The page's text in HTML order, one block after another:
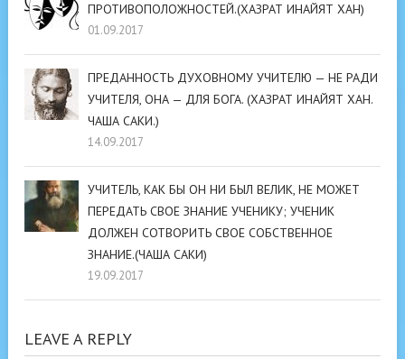
ПРОТИВОПОЛОЖНОСТЕЙ.(ХАЗРАТ ИНАЙЯТ ХАН)
01.09.2017
ПРЕДАННОСТЬ ДУХОВНОМУ УЧИТЕЛЮ — НЕ РАДИ
УЧИТЕЛЯ, ОНА — ДЛЯ БОГА. (ХАЗРАТ ИНАЙЯТ ХАН.
ЧАША САКИ.)
14.09.2017
УЧИТЕЛЬ, КАК БЫ ОН НИ БЫЛ ВЕЛИК, НЕ МОЖЕТ
ПЕРЕДАТЬ СВОЕ ЗНАНИЕ УЧЕНИКУ; УЧЕНИК
ДОЛЖЕН СОТВОРИТЬ СВОЕ СОБСТВЕННОЕ
ЗНАНИЕ.(ЧАША САКИ)
19.09.2017
LEAVE A REPLY